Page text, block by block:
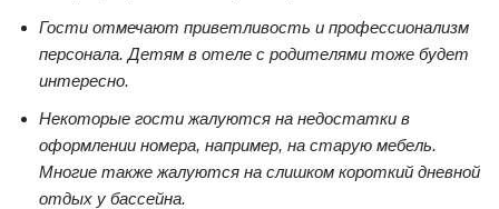
Гости отмечают приветливость и профессионализм
персонала. Детям в отеле с родителями тоже будет
интересно.
Некоторые гости жалуются на недостатки в
оформлении номера, например, на старую мебель.
Многие также жалуются на слишком короткий дневной
отдых у бассейна.